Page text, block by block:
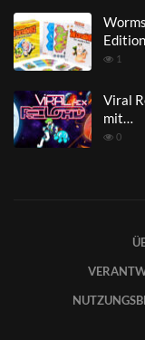
Edition
1
Viral
mit…
0